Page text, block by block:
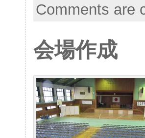
Comments are
会場作成